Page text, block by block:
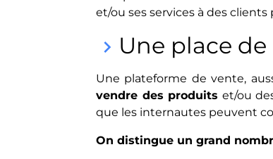
et/ou ses services à des
keyboard_arrow_right Une place
Une plateforme de vente,
vendre des produits et/ou
que les internautes peuvent
On distingue un grand